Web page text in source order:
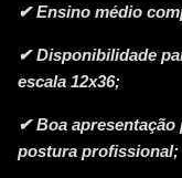
✔ Ensino médio
✔ Disponibilidade
escala 12x36;
✔ Boa apresentação
postura profissional;